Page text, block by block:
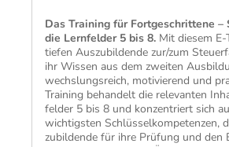
Das Training für Fort­geschrittene –
die Lern­felder 5 bis 8. Mit diesem
tiefen Aus­zubildende zur/zum
ihr Wissen aus dem zweiten
wechslungs­reich, moti­vierend und
Training behandelt die rele­vanten
felder 5 bis 8 und konzen­triert sich
wichtigsten Schlüssel­kompetenzen,
zubildende für ihre Prüfung und den